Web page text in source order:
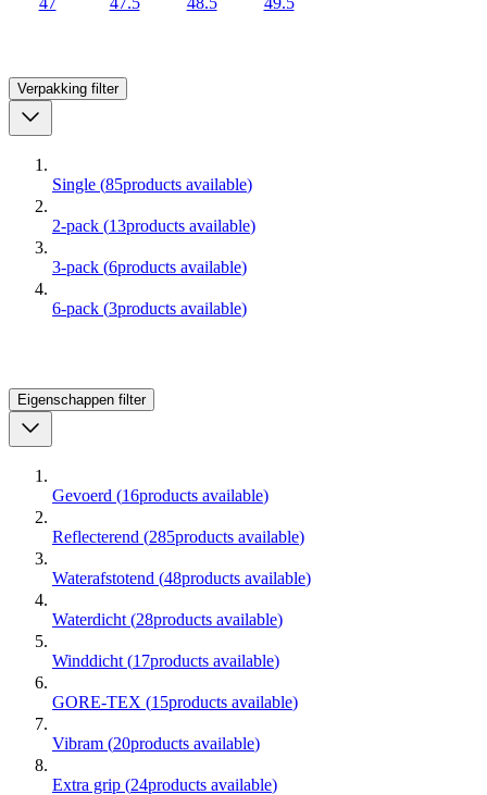
Verpakking filter
Single (85products available)
2-pack (13products available)
3-pack (6products available)
6-pack (3products available)
Eigenschappen filter
Gevoerd (16products available)
Reflecterend (285products available)
Waterafstotend (48products available)
Waterdicht (28products available)
Winddicht (17products available)
GORE-TEX (15products available)
Vibram (20products available)
Extra grip (24products available)